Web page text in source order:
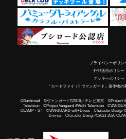
プライバシーポリシ
外部送信ポリシー
クッキーポリシー
「カードファイト!! ヴァンガード」著作物
©Bushiroad ©ヴァンガードG2016／テレビ東京 ©Project
Television ©Project Vanguard if/Aichi Television
CLAMP・ST ©VANGUARD will+Dress Character Design
Divinez Character Design ©2021-2026